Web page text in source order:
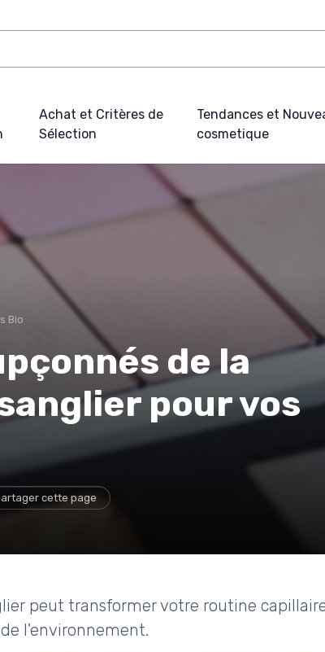
Achat et Critères de
Sélection
Tendances et
cosmetique
Bio
de la
pour vos
cette page
peut transformer votre routine
l'environnement.